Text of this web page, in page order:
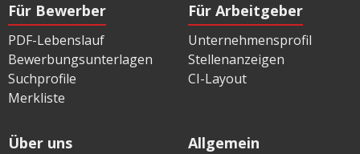
Für Bewerber
PDF-Lebenslauf
Bewerbungsunterlagen
Suchprofile
Merkliste
Für Arbeitgeber
Unternehmensprofil
Stellenanzeigen
CI-Layout
Über uns Allgemein